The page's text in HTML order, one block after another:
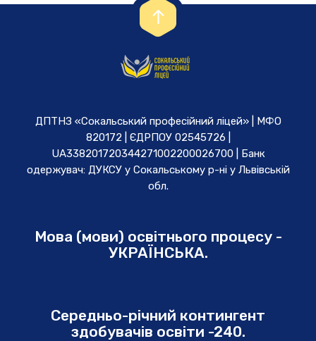
ДПТНЗ «Сокальський професійний ліцей» | МФО
820172 | ЄДРПОУ 02545726 |
UA338201720344271002200026700 | Банк
одержувач: ДУКСУ у Cокальському р-ні у Львівській
обл.
Мова (мови) освітнього процесу -
УКРАЇНСЬКА.
Середньо-річний контингент
здобувачів освіти -240.